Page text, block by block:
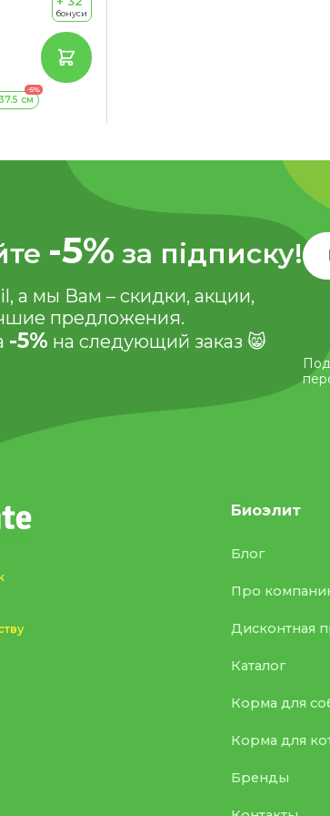
бонуси
-5%
см
-5% за підписку!
а мы Вам – скидки, акции,
предложения.
-5% на следующий заказ 😸
Биоэлит
Блог
Про
Дисконтная
Каталог
Корма для
Корма для
Бренды